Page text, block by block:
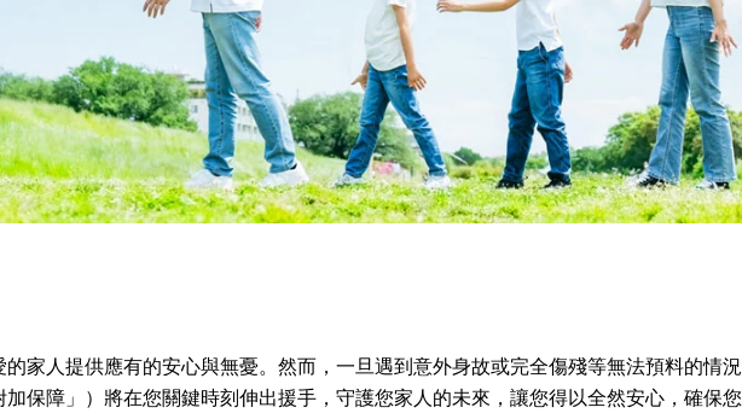
的家人提供應有的安心與無憂。然而，一旦遇到意外身故或完全傷殘等無法預料的情
加保障」）將在您關鍵時刻伸出援手，守護您家人的未來，讓您得以全然安心，確保